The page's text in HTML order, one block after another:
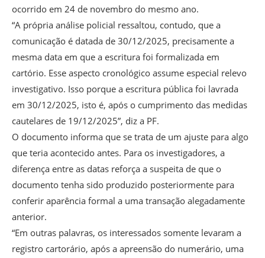
ocorrido em 24 de novembro do mesmo ano.
“A própria análise policial ressaltou, contudo, que a
comunicação é datada de 30/12/2025, precisamente a
mesma data em que a escritura foi formalizada em
cartório. Esse aspecto cronológico assume especial relevo
investigativo. Isso porque a escritura pública foi lavrada
em 30/12/2025, isto é, após o cumprimento das medidas
cautelares de 19/12/2025”, diz a PF.
O documento informa que se trata de um ajuste para algo
que teria acontecido antes. Para os investigadores, a
diferença entre as datas reforça a suspeita de que o
documento tenha sido produzido posteriormente para
conferir aparência formal a uma transação alegadamente
anterior.
“Em outras palavras, os interessados somente levaram a
registro cartorário, após a apreensão do numerário, uma